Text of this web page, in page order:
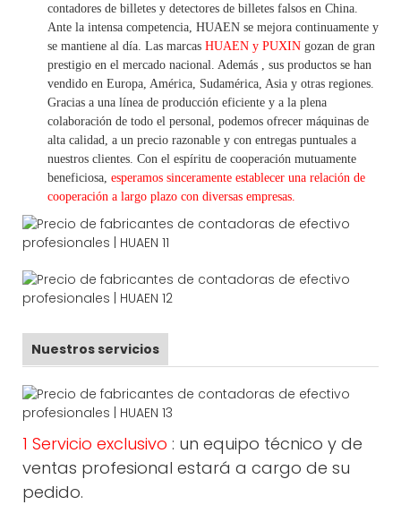
contadores de billetes y detectores de billetes falsos en China.
Ante la intensa competencia, HUAEN se mejora continuamente y
se mantiene al día. Las marcas HUAEN y PUXIN gozan de gran
prestigio en el mercado nacional. Además
sus productos se han
vendido en Europa, América, Sudamérica, Asia y otras regiones.
Gracias a una línea de producción eficiente y a la plena
colaboración de todo el personal, podemos ofrecer máquinas de
alta calidad, a un precio razonable y con entregas puntuales a
nuestros clientes. Con el espíritu de cooperación mutuamente
beneficiosa, esperamos sinceramente establecer una relación de
cooperación a largo plazo con diversas empresas.
Nuestros servicios
1 Servicio exclusivo : un equipo técnico y de
ventas profesional estará a cargo de su
pedido.